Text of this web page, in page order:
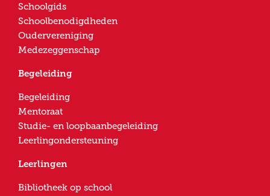
Schoolgids
Schoolbenodigdheden
Oudervereniging
Medezeggenschap
Begeleiding
Begeleiding
Mentoraat
Studie- en loopbaanbegeleiding
Leerlingondersteuning
Leerlingen
Bibliotheek op school